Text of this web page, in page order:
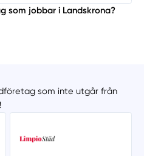
som jobbar i Landskrona?
som inte utgår från